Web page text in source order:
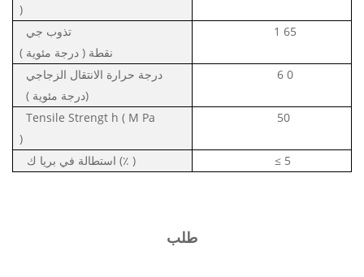
)
تذوب جي
نقطة ( درجة مئوية )
165
درجة حرارة الانتقال الزجاجي
(درجة مئوية )
6 0
Tensile Strengt h ( M Pa
)
50
استطالة في بريا (٪ ) ≤ 5
طلب